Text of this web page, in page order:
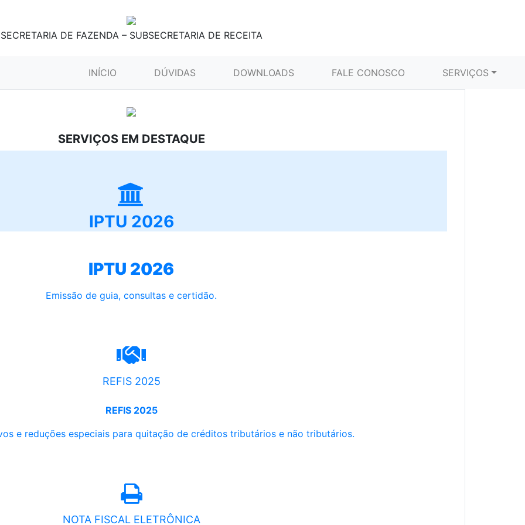
SECRETARIA DE FAZENDA – SUBSECRETARIA DE RECEITA
INÍCIO (CURRENT)DÚVIDAS DOWNLOADS FALE CONOSCO SERVIÇOS
SERVIÇOS EM DESTAQUE
IPTU 2026
IPTU 2026
Emissão de guia, consultas e certidão.
REFIS 2025
REFIS 2025
e reduções especiais para quitação de créditos tributários e não tributários.
NOTA FISCAL ELETRÔNICA